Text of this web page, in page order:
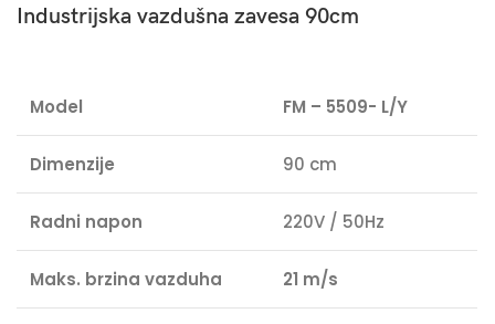
Industrijska vazdušna zavesa 90cm
Model FM – 5509- L/Y
Dimenzije 90 cm
Radni napon 220V / 50Hz
Maks. brzina vazduha 21 m/s